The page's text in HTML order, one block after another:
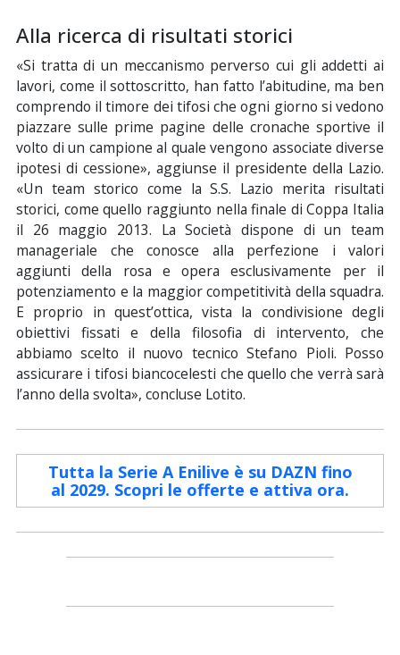
Alla ricerca di risultati storici
«Si tratta di un meccanismo perverso cui gli addetti ai
lavori, come il sottoscritto, han fatto l’abitudine, ma ben
comprendo il timore dei tifosi che ogni giorno si vedono
piazzare sulle prime pagine delle cronache sportive il
volto di un campione al quale vengono associate diverse
ipotesi di cessione», aggiunse il presidente della Lazio.
«Un team storico come la S.S. Lazio merita risultati
storici, come quello raggiunto nella finale di Coppa Italia
il 26 maggio 2013. La Società dispone di un team
manageriale che conosce alla perfezione i valori
aggiunti della rosa e opera esclusivamente per il
potenziamento e la maggior competitività della squadra.
E proprio in quest’ottica, vista la condivisione degli
obiettivi fissati e della filosofia di intervento, che
abbiamo scelto il nuovo tecnico Stefano Pioli. Posso
assicurare i tifosi biancocelesti che quello che verrà sarà
l’anno della svolta», concluse Lotito.
Tutta la Serie A Enilive è su DAZN fino
al 2029. Scopri le offerte e attiva ora.